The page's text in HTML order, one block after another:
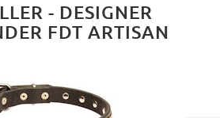
- DESIGNER
FDT ARTISAN